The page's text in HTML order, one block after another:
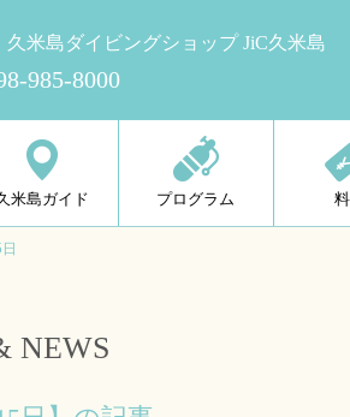
久米島ダイビングショップ JiC久米島
985-8000
米島ガイド プログラム
NEWS